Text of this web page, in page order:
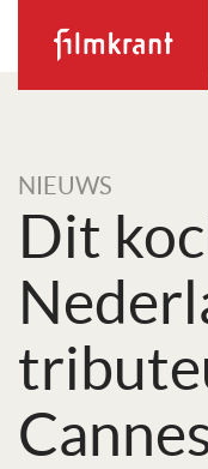
NIEUWS
Dit